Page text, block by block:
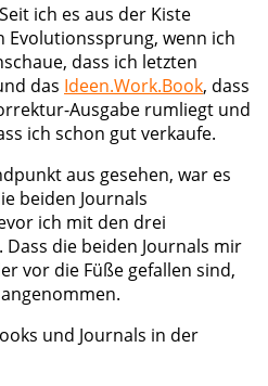
ich es aus der Kiste
Evolutionssprung, wenn ich
dass ich letzten
das Ideen.Work.Book, dass
Ausgabe rumliegt und
ich schon gut verkaufe.
aus gesehen, war es
beiden Journals
ich mit den drei
die beiden Journals mir
vor die Füße gefallen sind,